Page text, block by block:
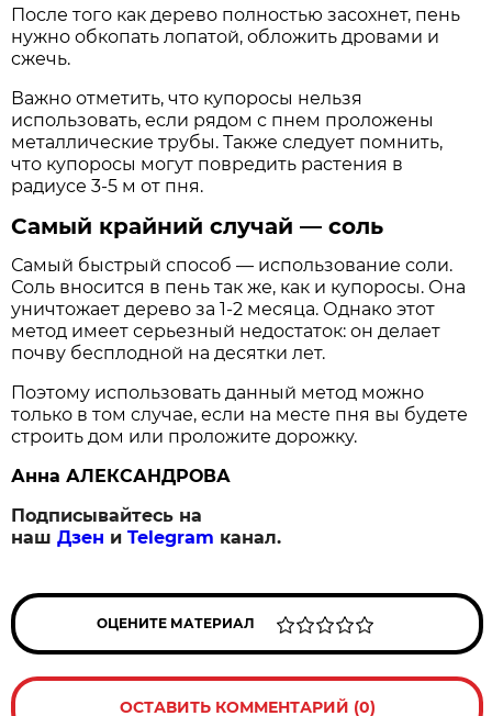
После того как дерево полностью засохнет, пень
нужно обкопать лопатой, обложить дровами и
сжечь.
Важно отметить, что купоросы нельзя
использовать, если рядом с пнем проложены
металлические трубы. Также следует помнить,
что купоросы могут повредить растения в
радиусе 3-5 м от пня.
Самый крайний случай — соль
Самый быстрый способ — использование соли.
Соль вносится в пень так же, как и купоросы. Она
уничтожает дерево за 1-2 месяца. Однако этот
метод имеет серьезный недостаток: он делает
почву бесплодной на десятки лет.
Поэтому использовать данный метод можно
только в том случае, если на месте пня вы будете
строить дом или проложите дорожку.
Анна АЛЕКСАНДРОВА
Подписывайтесь на
нашДзен иTelegram канал.
ОЦЕНИТЕ МАТЕРИАЛ
ОСТАВИТЬ КОММЕНТАРИЙ (0)